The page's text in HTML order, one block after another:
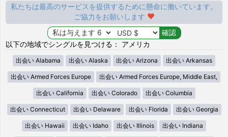
私たちは最高のサービスを提供するために懸命に働いています。
ご協力をお願いします
以下の地域でシングルを見つける： アメリカ
出会い Alabama 出会い Alaska 出会い Arizona 出会い Arkansas
出会い Armed Forces Europe 出会い Armed Forces Europe, Middle East,
出会い California 出会い Colorado 出会い Columbia
出会い Connecticut 出会い Delaware 出会い Florida 出会い Georgia
出会い Hawaii 出会い Idaho 出会い Illinois 出会い Indiana